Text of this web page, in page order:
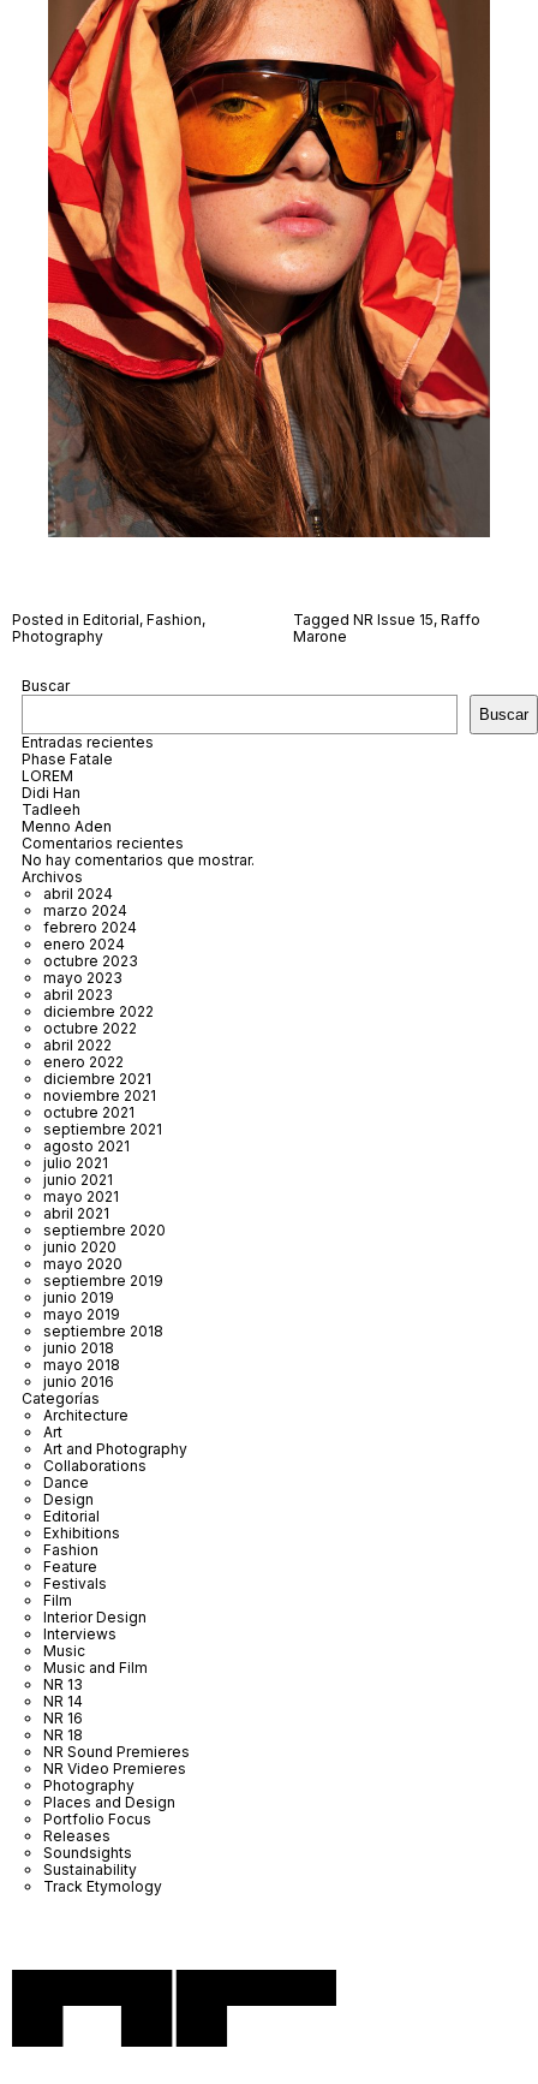
Posted in Editorial, Fashion,
Photography
Tagged NR Issue 15, Raffo
Marone
Buscar
Buscar
Entradas recientes
Phase Fatale
LOREM
Didi Han
Tadleeh
Menno Aden
Comentarios recientes
No hay comentarios que mostrar.
Archivos
abril 2024
marzo 2024
febrero 2024
enero 2024
octubre 2023
mayo 2023
abril 2023
diciembre 2022
octubre 2022
abril 2022
enero 2022
diciembre 2021
noviembre 2021
octubre 2021
septiembre 2021
agosto 2021
julio 2021
junio 2021
mayo 2021
abril 2021
septiembre 2020
junio 2020
mayo 2020
septiembre 2019
junio 2019
mayo 2019
septiembre 2018
junio 2018
mayo 2018
junio 2016
Categorías
Architecture
Art
Art and Photography
Collaborations
Dance
Design
Editorial
Exhibitions
Fashion
Feature
Festivals
Film
Interior Design
Interviews
Music
Music and Film
NR 13
NR 14
NR 16
NR 18
NR Sound Premieres
NR Video Premieres
Photography
Places and Design
Portfolio Focus
Releases
Soundsights
Sustainability
Track Etymology